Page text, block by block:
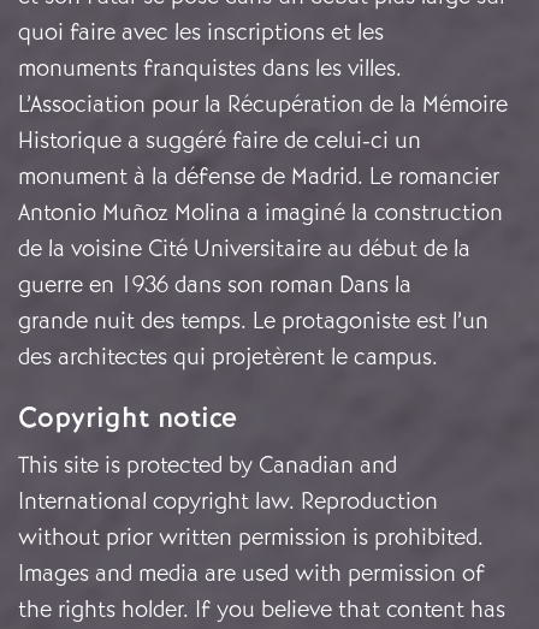
quoi faire avec les inscriptions et les
monuments franquistes dans les villes.
L’Association pour la Récupération de la Mémoire
Historique a suggéré faire de celui-ci un
monument à la défense de Madrid. Le romancier
Antonio Muñoz Molina a imaginé la construction
de la voisine Cité Universitaire au début de la
guerre en 1936 dans son roman Dans la
grande nuit des temps. Le protagoniste est l’un
des architectes qui projetèrent le campus.
Copyright notice
This site is protected by Canadian and
International copyright law. Reproduction
without prior written permission is prohibited.
Images and media are used with permission of
the rights holder. If you believe that content has